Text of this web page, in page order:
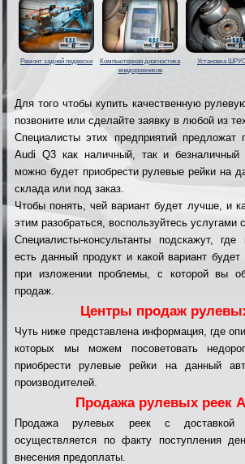
Ремонт задней подвески
Компьютерная диагностика
внедорожников
Установка
Для того чтобы купить качественную
позвоните или сделайте заявку в любой из
Специалисты этих предприятий предложат
Audi Q3 как наличный, так и безналичный
можно будет приобрести рулевые рейки на
склада или под заказ.
Чтобы понять, чей вариант будет лучше, и
этим разобраться, воспользуйтесь услугами
Специалисты-консультанты подскажут,
есть данный продукт и какой вариант
при изложении проблемы, с которой вы
продаж.
Центры продаж
Чуть ниже представлена информация, где
которых мы можем посоветовать
приобрести рулевые рейки на данный
производителей.
Продажа рулевых реек
Продажа рулевых реек с доставкой
осуществляется по факту поступления
внесения предоплаты.